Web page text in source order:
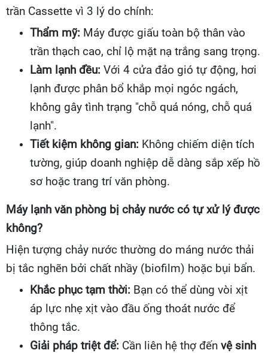
trần Cassette vì 3 lý do chính:
Thẩm mỹ: Máy được giấu toàn bộ thân vào
trần thạch cao, chỉ lộ mặt nạ trắng sang trọng.
Làm lạnh đều: Với 4 cửa đảo gió tự động, hơi
lạnh được phân bổ khắp mọi ngóc ngách,
không gây tình trạng "chỗ quá nóng, chỗ quá
lạnh".
Tiết kiệm không gian: Không chiếm diện tích
tường, giúp doanh nghiệp dễ dàng sắp xếp hồ
sơ hoặc trang trí văn phòng.
Máy lạnh văn phòng bị chảy nước có tự xử lý được
không?
Hiện tượng chảy nước thường do máng nước thải
bị tắc nghẽn bởi chất nhầy (biofilm) hoặc bụi bẩn.
Khắc phục tạm thời: Bạn có thể dùng vòi xịt
áp lực nhẹ xịt vào đầu ống thoát nước để
thông tắc.
Giải pháp triệt để: Cần liên hệ thợ đến vệ sinh